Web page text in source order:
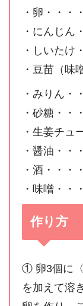
・卵・・・
・にんじん
・しいたけ
・豆苗（味
・みりん・
・砂糖・・
・生姜チュ
・醤油・・
・酒・・・
・味噌・・
作り方
① 卵3個に〈
を加えて溶